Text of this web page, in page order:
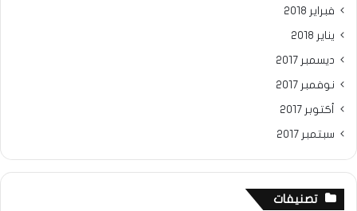
فبراير 2018
يناير 2018
ديسمبر 2017
نوفمبر 2017
أكتوبر 2017
سبتمبر 2017
تصنيفات